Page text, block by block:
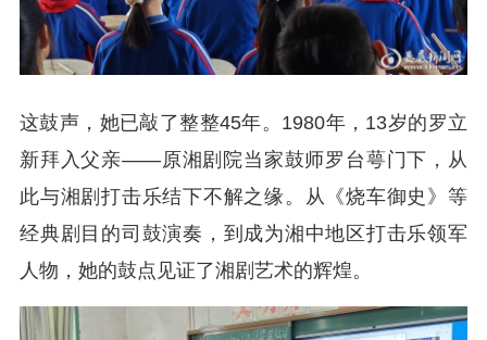
这鼓声，她已敲了整整45年。1980年，13岁的罗立
新拜入父亲——原湘剧院当家鼓师罗台萼门下，从
此与湘剧打击乐结下不解之缘。从《烧车御史》等
经典剧目的司鼓演奏，到成为湘中地区打击乐领军
人物，她的鼓点见证了湘剧艺术的辉煌。